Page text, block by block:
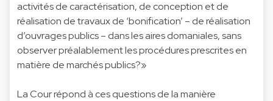
activités de caractérisation, de conception et de
réalisation de travaux de ‘bonification’ – de réalisation
d’ouvrages publics – dans les aires domaniales, sans
observer préalablement les procédures prescrites en
matière de marchés publics?»
La Cour répond à ces questions de la manière